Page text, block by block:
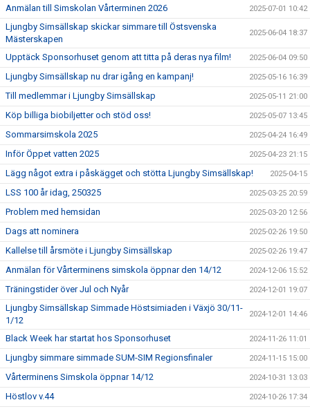
Anmälan till Simskolan Vårterminen 2026 2025-07-01 10:42
Ljungby Simsällskap skickar simmare till Östsvenska
Mästerskapen
2025-06-04 18:37
Upptäck Sponsorhuset genom att titta på deras nya film! 2025-06-04 09:50
Ljungby Simsällskap nu drar igång en kampanj! 2025-05-16 16:39
Till medlemmar i Ljungby Simsällskap 2025-05-11 21:00
Köp billiga biobiljetter och stöd oss! 2025-05-07 13:45
Sommarsimskola 2025 2025-04-24 16:49
Inför Öppet vatten 2025 2025-04-23 21:15
Lägg något extra i påskägget och stötta Ljungby Simsällskap! 2025-04-15
LSS 100 år idag, 250325 2025-03-25 20:59
Problem med hemsidan 2025-03-20 12:56
Dags att nominera 2025-02-26 19:50
Kallelse till årsmöte i Ljungby Simsällskap 2025-02-26 19:47
Anmälan för Vårterminens simskola öppnar den 14/12 2024-12-06 15:52
Träningstider över Jul och Nyår 2024-12-01 19:07
Ljungby Simsällskap Simmade Höstsimiaden i Växjö 30/11-
1/12
2024-12-01 14:46
Black Week har startat hos Sponsorhuset 2024-11-26 11:01
Ljungby simmare simmade SUM-SIM Regionsfinaler 2024-11-15 15:00
Vårterminens Simskola öppnar 14/12 2024-10-31 13:03
Höstlov v.44 2024-10-26 17:34